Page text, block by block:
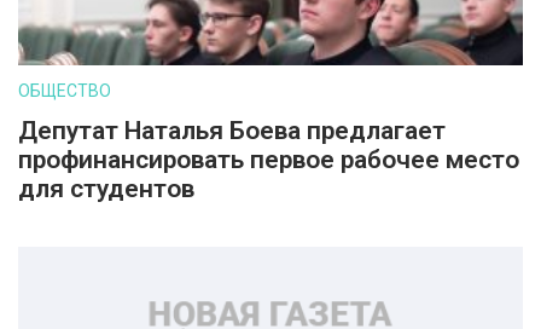
ОБЩЕСТВО
Депутат Наталья Боева предлагает
профинансировать первое рабочее место
для студентов